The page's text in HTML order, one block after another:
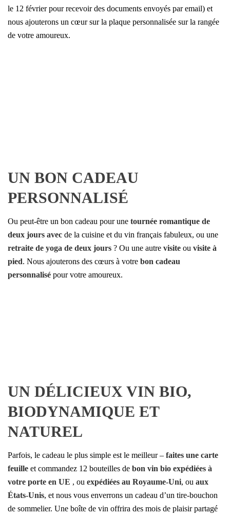
le 12 février pour recevoir des documents envoyés par email) et
nous ajouterons un cœur sur la plaque personnalisée sur la rangée
de votre amoureux.
UN BON CADEAU
PERSONNALISÉ
Ou peut-être un bon cadeau pour une tournée romantique de
deux jours avec de la cuisine et du vin français fabuleux, ou une
retraite de yoga de deux jours ? Ou une autre visite ou visite à
pied. Nous ajouterons des cœurs à votre bon cadeau
personnalisé pour votre amoureux.
UN DÉLICIEUX VIN BIO,
BIODYNAMIQUE ET
NATUREL
Parfois, le cadeau le plus simple est le meilleur – faites une carte
feuille et commandez 12 bouteilles de bon vin bio expédiées à
votre porte en UE , ou expédiées au Royaume-Uni, ou aux
États-Unis, et nous vous enverrons un cadeau d’un tire-bouchon
de sommelier. Une boîte de vin offrira des mois de plaisir partagé